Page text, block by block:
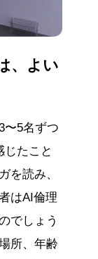
、よい
〜5名ずつ
じたこと
を読み、
はAI倫理
でしょう
所、年齢